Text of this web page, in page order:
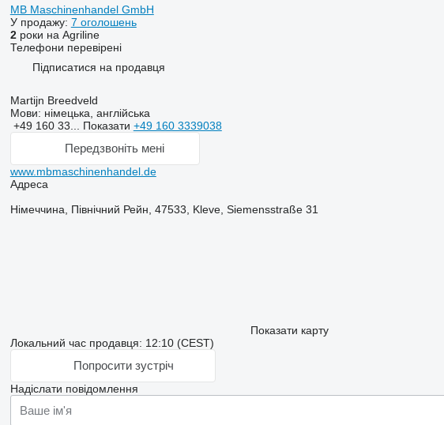
MB Maschinenhandel GmbH
У продажу: 7 оголошень
2роки на Agriline
Телефони перевірені
Підписатися на продавця
Martijn Breedveld
Мови: німецька, англійська
+49 160 33... Показати +49 160 3339038
Передзвоніть мені
www.mbmaschinenhandel.de
Адреса
Німеччина, Північний Рейн, 47533, Kleve, Siemensstraße 31
Показати карту
Локальний час продавця: 12:10 (CEST)
Попросити зустріч
Надіслати повідомлення